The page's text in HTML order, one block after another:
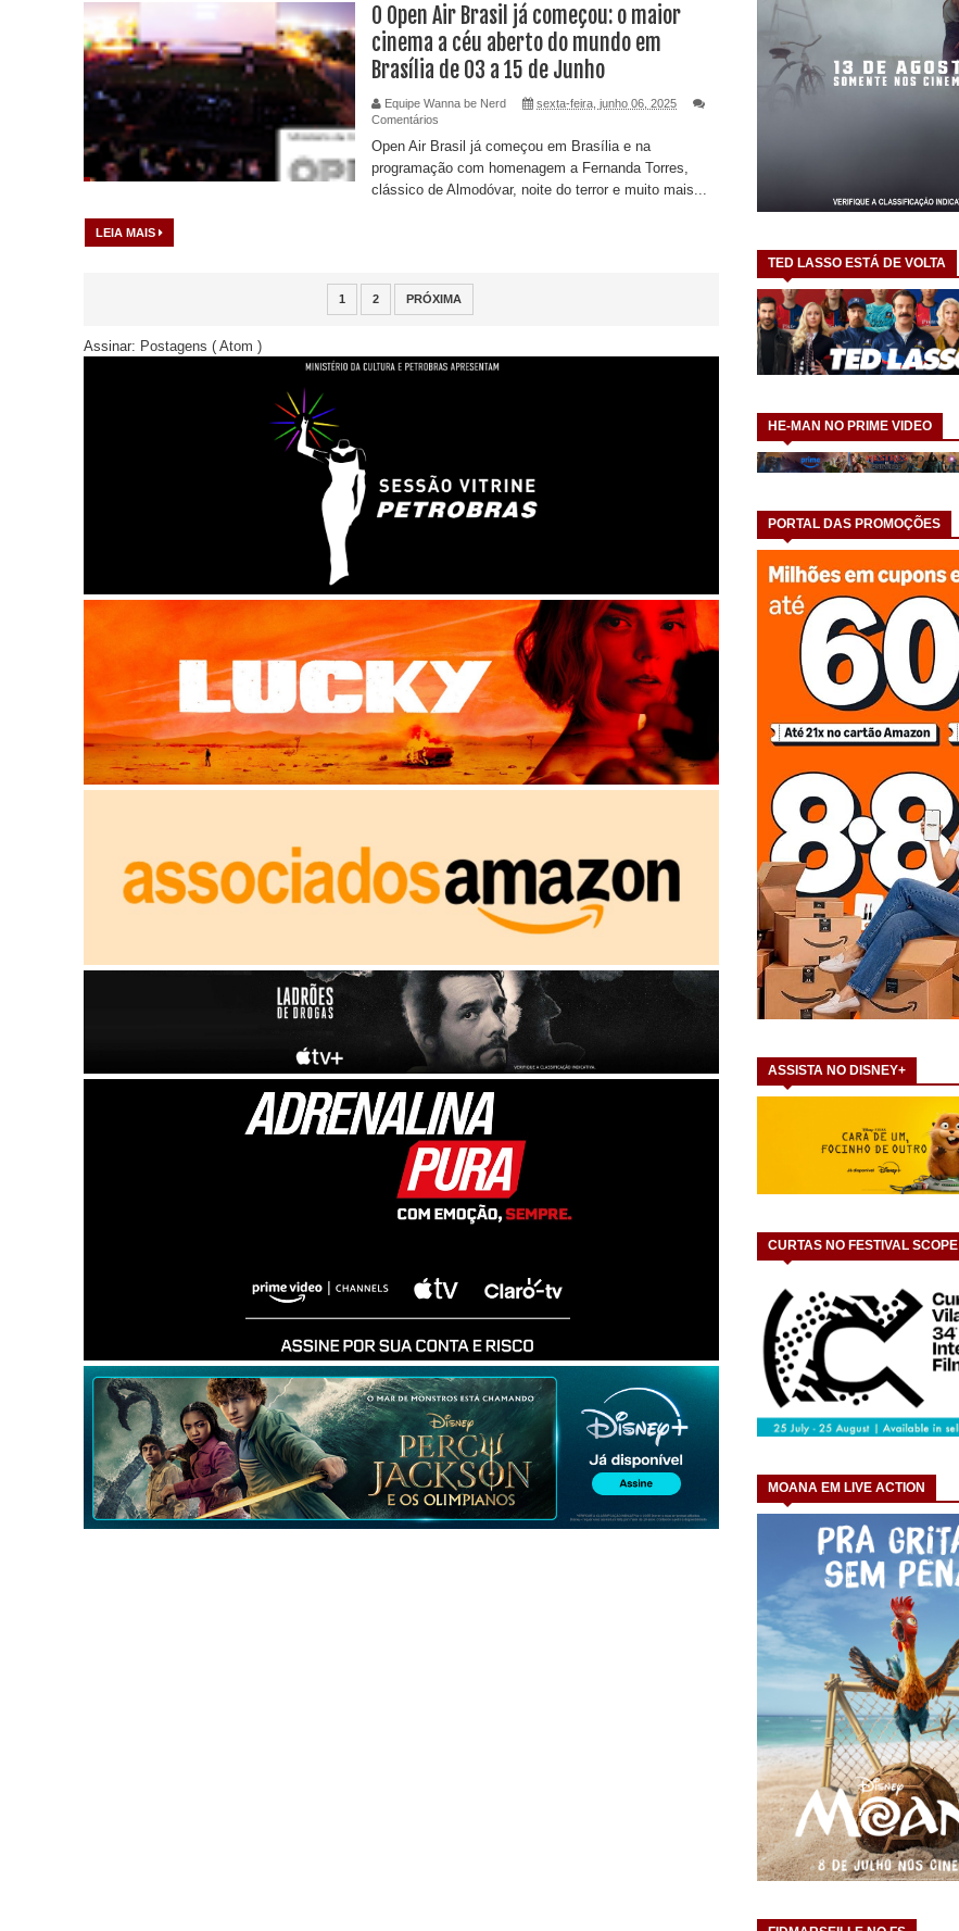
TED LASSO ESTÁ DE VOLTA
HE-MAN NO PRIME VIDEO
PORTAL DAS PROMOÇÕES
ASSISTA NO DISNEY+
CURTAS NO FESTIVAL SCOPE
MOANA EM LIVE ACTION
O Open Air Brasil já começou: o maior
cinema a céu aberto do mundo em
Brasília de 03 a 15 de Junho
Equipe Wanna be Nerd
sexta-feira, junho 06, 2025
Comentários
Open Air Brasil já começou em Brasília e na
programação com homenagem a Fernanda Torres,
clássico de Almodóvar, noite do terror e muito mais...
LEIA MAIS
1 2 PRÓXIMA
Assinar: Postagens ( Atom )